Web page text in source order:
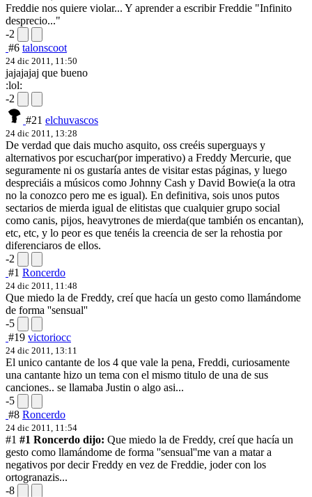
Freddie nos quiere violar... Y aprender a escribir Freddie "Infinito
desprecio..."
-2
#6 talonscoot
24 dic 2011, 11:50
jajajajaj que bueno
:lol:
-2
#21 elchuvascos
24 dic 2011, 13:28
De verdad que dais mucho asquito, oss creéis superguays y
alternativos por escuchar(por imperativo) a Freddy Mercurie, que
seguramente ni os gustaría antes de visitar estas páginas, y luego
despreciáis a músicos como Johnny Cash y David Bowie(a la otra
no la conozco pero me es igual). En definitiva, sois unos putos
sectarios de mierda igual de elitistas que cualquier grupo social
como canis, pijos, heavytrones de mierda(que también os encantan),
etc, etc, y lo peor es que tenéis la creencia de ser la rehostia por
diferenciaros de ellos.
-2
#1 Roncerdo
24 dic 2011, 11:48
Que miedo la de Freddy, creí que hacía un gesto como llamándome
de forma ''sensual''
-5
#19 victoriocc
24 dic 2011, 13:11
El unico cantante de los 4 que vale la pena, Freddi, curiosamente
una cantante hizo un tema con el mismo titulo de una de sus
canciones.. se llamaba Justin o algo asi...
-5
#8 Roncerdo
24 dic 2011, 11:54
#1 #1 Roncerdo dijo: Que miedo la de Freddy, creí que hacía un
gesto como llamándome de forma ''sensual''me van a matar a
negativos por decir Freddy en vez de Freddie, joder con los
ortogranazis...
-8